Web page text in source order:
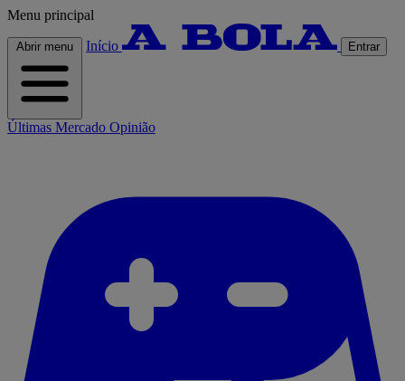
Menu principal
Abrir menu Início Entrar
Últimas Mercado Opinião